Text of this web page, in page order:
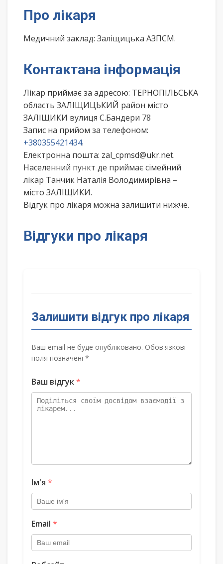
Про лікаря
Медичний заклад: Заліщицька АЗПСМ.
Контактана інформація
Лікар приймає за адресою: ТЕРНОПІЛЬСЬКА
область ЗАЛІЩИЦЬКИЙ район місто
ЗАЛІЩИКИ вулиця С.Бандери 78
Запис на прийом за телефоном:
+380355421434.
Електронна пошта: zal_cpmsd@ukr.net.
Населенний пункт де приймає сімейний
лікар Танчик Наталія Володимирівна –
місто ЗАЛІЩИКИ.
Відгук про лікаря можна залишити нижче.
Відгуки про лікаря
Залишити відгук про лікаря
Ваш email не буде опубліковано. Обов'язкові
поля позначені *
Ваш відгук*
Ім'я *
Email *